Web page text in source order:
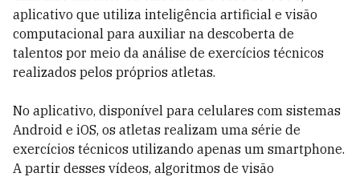
aplicativo que utiliza inteligência artificial e visão
computacional para auxiliar na descoberta de
talentos por meio da análise de exercícios técnicos
realizados pelos próprios atletas.
No aplicativo, disponível para celulares com sistemas
Android e iOS, os atletas realizam uma série de
exercícios técnicos utilizando apenas um smartphone.
A partir desses vídeos, algoritmos de visão